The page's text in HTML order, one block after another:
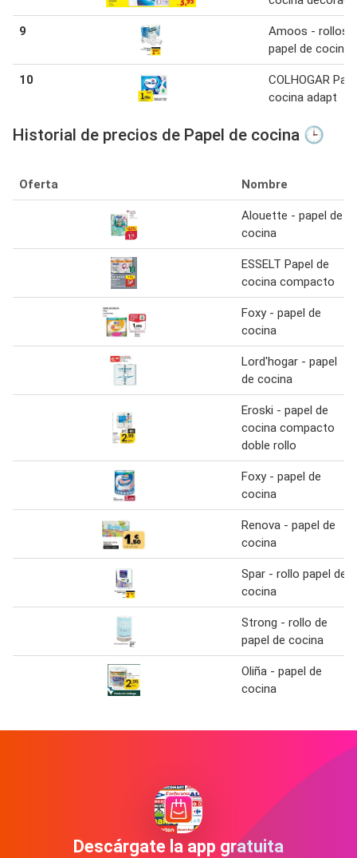
9
Amoos - rollos
papel de cocina
10
COLHOGAR
cocina adapt
Historial de precios de Papel de cocina 🕒
Oferta Nombre
Alouette - papel de
cocina
ESSELT Papel de
cocina compacto
Foxy - papel de
cocina
Lord'hogar - papel
de cocina
Eroski - papel de
cocina compacto
doble rollo
Foxy - papel de
cocina
Renova - papel de
cocina
Spar - rollo papel de
cocina
Strong - rollo de
papel de cocina
Oliña - papel de
cocina
Descárgate la app gratuita